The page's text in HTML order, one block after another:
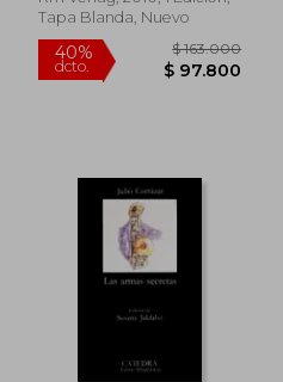
Tapa Blanda, Nuevo